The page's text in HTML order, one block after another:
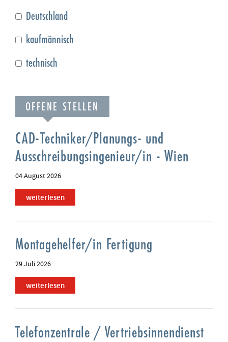
Deutschland
kaufmännisch
technisch
OFFENE STELLEN
CAD-Techniker/Planungs- und
Ausschreibungsingenieur/in - Wien
04.August 2026
weiterlesen
Montagehelfer/in Fertigung
29.Juli 2026
weiterlesen
Telefonzentrale / Vertriebsinnendienst